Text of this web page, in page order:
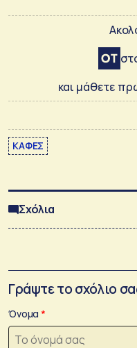
και μάθετε
ΚΑΦΈΣ
Σχόλια
Γράψτε το σχόλιο
Όνομα